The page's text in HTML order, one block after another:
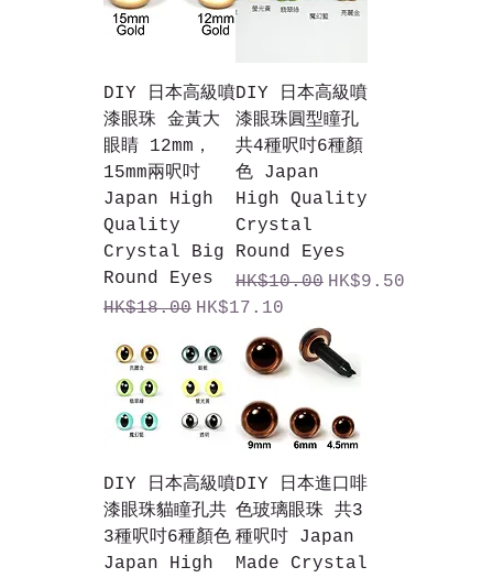
DIY 日本高級噴
漆眼珠 金黃大
眼睛 12mm，
15mm兩呎吋
Japan High
Quality
Crystal Big
Round Eyes
一般價格
HK$18.00 促銷價格
HK$17.10
DIY 日本高級噴
漆眼珠圓型瞳孔
共4種呎吋6種顏
色 Japan
High Quality
Crystal
Round Eyes
一般價格
HK$10.00 促銷價格
HK$9.50
DIY 日本高級噴
漆眼珠貓瞳孔共
3種呎吋6種顏色
Japan High
DIY 日本進口啡
色玻璃眼珠 共3
種呎吋 Japan
Made Crystal